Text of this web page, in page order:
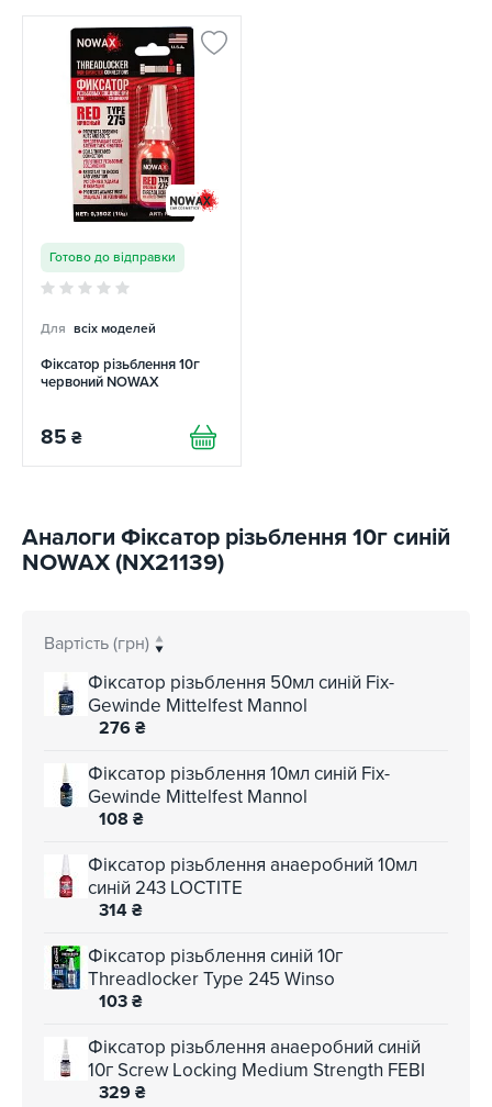
забрати 10 серпня
Готово до відправки
Для всіх моделей
Фіксатор різьблення 10г
червоний NOWAX
85 ₴
Аналоги Фіксатор різьблення 10г синій
NOWAX (NX21139)
Вартість (грн)
Фіксатор різьблення 50мл синій Fix-
Gewinde Mittelfest Mannol
276 ₴
Фіксатор різьблення 10мл синій Fix-
Gewinde Mittelfest Mannol
108 ₴
Фіксатор різьблення анаеробний 10мл
синій 243 LOCTITE
314 ₴
Фіксатор різьблення синій 10г
Threadlocker Type 245 Winso
103 ₴
Фіксатор різьблення анаеробний синій
10г Screw Locking Medium Strength FEBI
329 ₴